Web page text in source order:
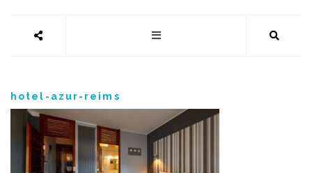
hotel-azur-reims